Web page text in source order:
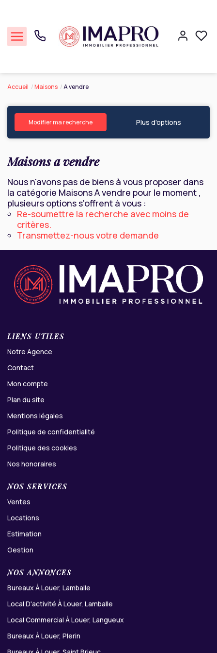
Professionnel
Cession Entreprise
Notre agence
Réalisations
Contact
Accueil Maisons A vendre
Modifier ma recherche Plus d'options
Maisons a vendre
Nous n'avons pas de biens à vous proposer dans
la catégorie Maisons A vendre pour le moment ,
plusieurs options s'offrent à vous :
Re-soumettre la recherche avec moins de
critères.
Transmettez-nous votre demande
LIENS UTILES
Notre Agence
Contact
Mon compte
Plan du site
Mentions légales
Politique de confidentialité
Politique des cookies
Nos honoraires
NOS SERVICES
Ventes
Locations
Estimation
Gestion
NOS ANNONCES
Bureaux À Louer, Lamballe
Local D'activité À Louer, Lamballe
Local Commercial À Louer, Langueux
Bureaux À Louer, Plerin